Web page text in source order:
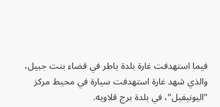
فيما استهدفت غارة بلدة ياطر في قضاء بنت جبيل،
والذي شهد غارة استهدفت سيارة في محيط مركز
"اليونيفيل"، في بلدة برج قلاويه.